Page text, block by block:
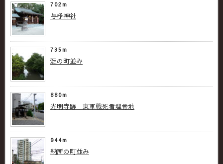
702m
与杼神社
735m
淀の町並み
880m
光明寺跡 東軍戦死者埋骨地
944m
納所の町並み